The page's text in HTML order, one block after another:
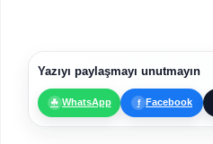
Yazıyı paylaşmayı unutmayın
☘ WhatsApp f Facebook